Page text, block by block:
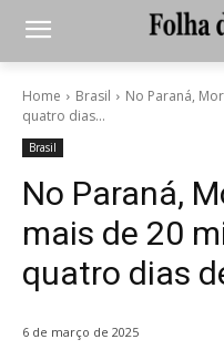
Home Brasil
No Paraná,
quatro dias...
Brasil
No Paraná,
mais de 20
quatro dias
6 de março de 2025